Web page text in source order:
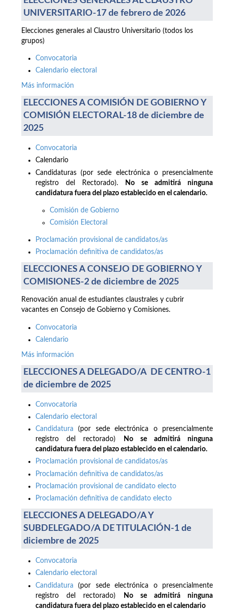
UNIVERSITARIO-17 de febrero de 2026
Elecciones generales al Claustro Universitario (todos los
grupos)
Convocatoria
Calendario electoral
Más información
ELECCIONES A COMISIÓN DE GOBIERNO Y
COMISIÓN ELECTORAL-18 de diciembre de
2025
Convocatoria
Calendario
Candidaturas (por sede electrónica o presencialmente
registro del Rectorado).
No se admitirá ninguna
candidatura fuera del plazo establecido en el calendario.
Comisión de Gobierno
Comisión Electoral
Proclamación provisional de candidatos/as
Proclamación definitiva de candidatos/as
ELECCIONES A CONSEJO DE GOBIERNO Y
COMISIONES-2 de diciembre de 2025
Renovación anual de estudiantes claustrales y cubrir
vacantes en Consejo de Gobierno y Comisiones.
Convocatoria
Calendario
Más información
ELECCIONES A DELEGADO/A DE CENTRO-1
de diciembre de 2025
Convocatoria
Calendario electoral
Candidatura (por sede electrónica o presencialmente
registro del rectorado)
No se admitirá ninguna
candidatura fuera del plazo establecido en el calendario.
Proclamación provisional de candidatos/as
Proclamación definitiva de candidatos/as
Proclamación provisional de candidato electo
Proclamación definitiva de candidato electo
ELECCIONES A DELEGADO/A Y
SUBDELEGADO/A DE TITULACIÓN-1 de
diciembre de 2025
Convocatoria
Calendario electoral
Candidatura (por sede electrónica o presencialmente
registro del rectorado)
No se admitirá ninguna
candidatura fuera del plazo establecido en el calendario